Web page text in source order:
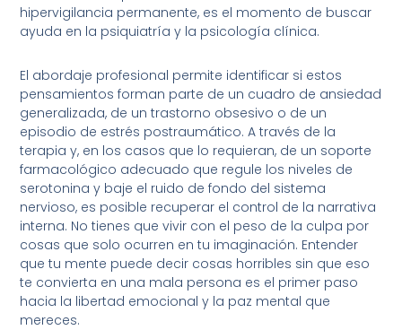
hipervigilancia permanente, es el momento de buscar
ayuda en la psiquiatría y la psicología clínica.
El abordaje profesional permite identificar si estos
pensamientos forman parte de un cuadro de ansiedad
generalizada, de un trastorno obsesivo o de un
episodio de estrés postraumático. A través de la
terapia y, en los casos que lo requieran, de un soporte
farmacológico adecuado que regule los niveles de
serotonina y baje el ruido de fondo del sistema
nervioso, es posible recuperar el control de la narrativa
interna. No tienes que vivir con el peso de la culpa por
cosas que solo ocurren en tu imaginación. Entender
que tu mente puede decir cosas horribles sin que eso
te convierta en una mala persona es el primer paso
hacia la libertad emocional y la paz mental que
mereces.